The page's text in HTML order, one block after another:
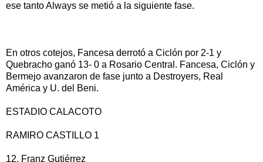
ese tanto Always se metió a la siguiente fase.
En otros cotejos, Fancesa derrotó a Ciclón por 2-1 y
Quebracho ganó 13- 0 a Rosario Central. Fancesa, Ciclón y
Bermejo avanzaron de fase junto a Destroyers, Real
América y U. del Beni.
ESTADIO CALACOTO
RAMIRO CASTILLO 1
12. Franz Gutiérrez